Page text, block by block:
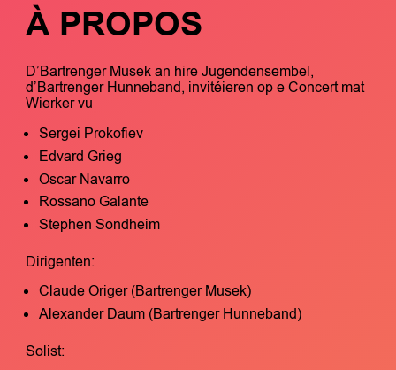
À PROPOS
D’Bartrenger Musek an hire Jugendensembel,
d’Bartrenger Hunneband, invitéieren op e Concert mat
Wierker vu
Sergei Prokofiev
Edvard Grieg
Oscar Navarro
Rossano Galante
Stephen Sondheim
Dirigenten:
Claude Origer (Bartrenger Musek)
Alexander Daum (Bartrenger Hunneband)
Solist: